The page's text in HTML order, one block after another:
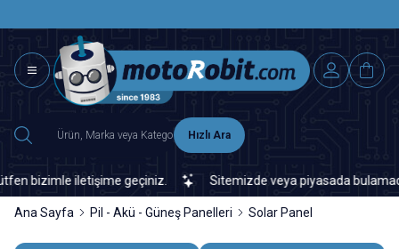
Hızlı Ara
bizimle iletişime geçiniz. Sitemizde veya piyasada
Ana Sayfa Pil - Akü - Güneş Panelleri Solar Panel